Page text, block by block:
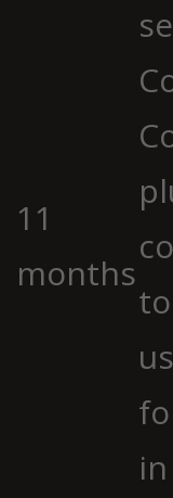
11
months